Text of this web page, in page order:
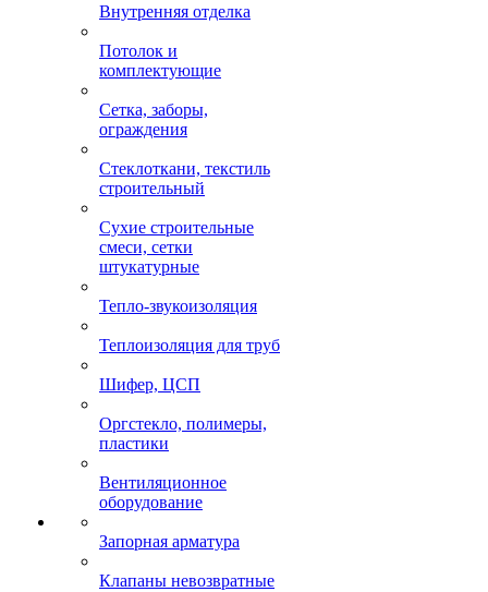
Внутренняя отделка
Потолок и
комплектующие
Сетка, заборы,
ограждения
Стеклоткани, текстиль
строительный
Сухие строительные
смеси, сетки
штукатурные
Тепло-звукоизоляция
Теплоизоляция для труб
Шифер, ЦСП
Оргстекло, полимеры,
пластики
Вентиляционное
оборудование
Запорная арматура
Клапаны невозвратные